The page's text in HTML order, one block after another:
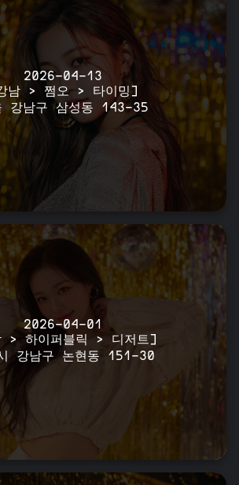
2026-04-13
남 > 쩜오 > 타이밍]
강남구 삼성동 143-35
2026-04-01
> 하이퍼블릭 > 디저트]
강남구 논현동 151-30